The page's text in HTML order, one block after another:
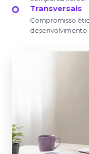
Transversais
Compromisso
desenvolvimento